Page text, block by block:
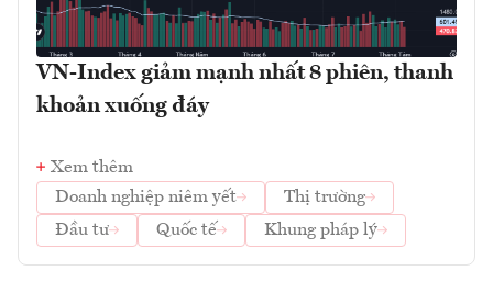
VN-Index giảm mạnh nhất 8 phiên, thanh
khoản xuống đáy
Xem thêm
Doanh nghiệp niêm yết
Thị trường
Đầu tư
Quốc tế Khung pháp lý